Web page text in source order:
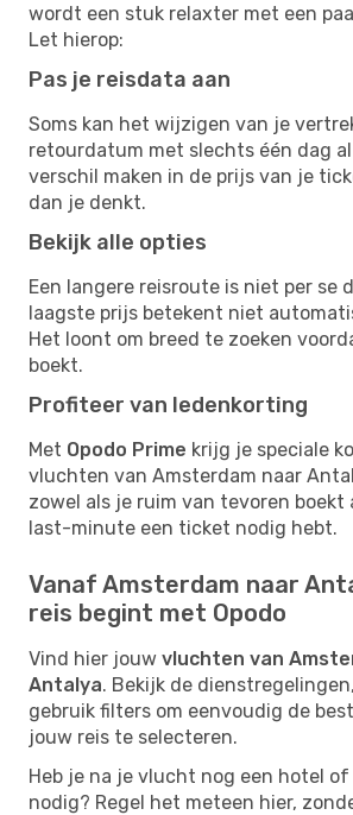
wordt een stuk relaxter met een
Let hierop:
Pas je reisdata aan
Soms kan het wijzigen van je
retourdatum met slechts één dag
verschil maken in de prijs van je
dan je denkt.
Bekijk alle opties
Een langere reisroute is niet per se
laagste prijs betekent niet
Het loont om breed te zoeken
boekt.
Profiteer van ledenkorting
Met Opodo Prime krijg je speciale
vluchten van Amsterdam naar
zowel als je ruim van tevoren boekt
last-minute een ticket nodig hebt.
Vanaf Amsterdam naar
reis begint met Opodo
Vind hier jouw vluchten van
Antalya. Bekijk de
gebruik filters om eenvoudig de
jouw reis te selecteren.
Heb je na je vlucht nog een hotel
nodig? Regel het meteen hier,